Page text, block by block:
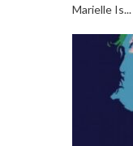
Marielle Is...